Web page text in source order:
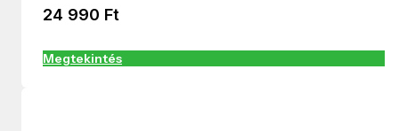
24 990 Ft
Megtekintés